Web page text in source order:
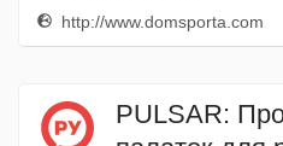
http://www.domsporta.com
PULSAR: